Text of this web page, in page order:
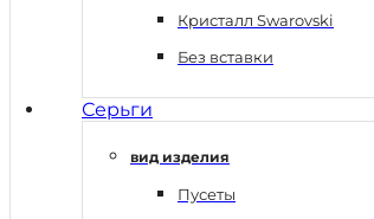
Кристалл Swarovski
Без вставки
Серьги
вид изделия
Пусеты